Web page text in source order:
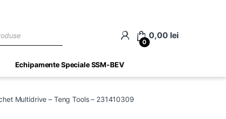
0
0,00 lei
Echipamente Speciale SSM-BEV
Multidrive – Teng Tools – 231410309